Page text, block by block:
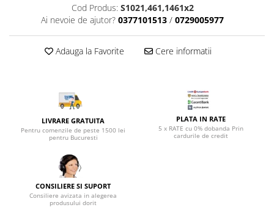
Mobila hol
Suporturi si rafturi pantofi
Portmantouri
Stender haine
Suport pentru umerase
Etajere
Mobilier gradinita
Mese gradinita
Scaune gradinita
Cod Produs: S1021,461,1461x2
Ai nevoie de ajutor? 0377101513 / 0729005977
Adauga la Favorite Cere informatii
LIVRARE GRATUITA
Pentru comenzile de peste 1500 lei
pentru Bucuresti
PLATA IN RATE
5 x RATE cu 0% dobanda Prin
cardurile de credit
CONSILIERE SI SUPORT
Consiliere avizata in alegerea
produsului dorit